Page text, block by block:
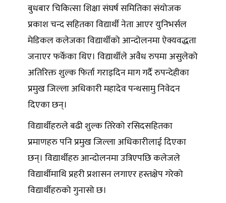
बुधबार चिकित्सा शिक्षा संघर्ष समितिका संयोजक
प्रकाश चन्द सहितका विद्यार्थी नेता आएर युनिभर्सल
मेडिकल कलेजका विद्यार्थीको आन्दोलनमा ऐक्यवद्धता
जनाएर फर्केका थिए। विद्यार्थीले अवैध रुपमा असुलेको
अतिरिक्त शुल्क फिर्ता गराइदिन माग गर्दै रुपन्देहीका
प्रमुख जिल्ला अधिकारी महादेव पन्थसामु निवेदन
दिएका छन्।
विद्यार्थीहरुले बढी शुल्क तिरेको रसिदसहितका
प्रमाणहरु पनि प्रमुख जिल्ला अधिकारीलाई दिएका
छन्। विद्यार्थीहरु आन्दोलनमा उत्रिएपछि कलेजले
विद्यार्थीमाथि प्रहरी प्रशासन लगाएर हस्तक्षेप गरेको
विद्यार्थीहरुको गुनासो छ।